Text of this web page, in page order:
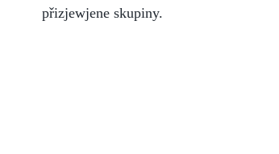
přizjewjene skupiny.